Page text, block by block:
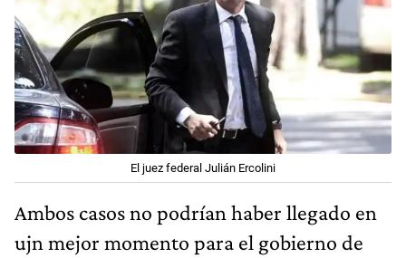
El juez federal Julián Ercolini
Ambos casos no podrían haber llegado en
ujn mejor momento para el gobierno de